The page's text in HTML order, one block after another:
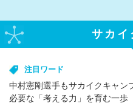
サカイ
注目ワード
中村憲剛選手もサカイクキャ
必要な「考える力」を育む一歩